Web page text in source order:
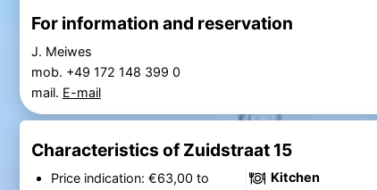
For information and reservation
J. Meiwes
mob. +49 172 148 399 0
mail. E-mail
Characteristics of Zuidstraat 15
Price indication: €63,00 to
Kitchen